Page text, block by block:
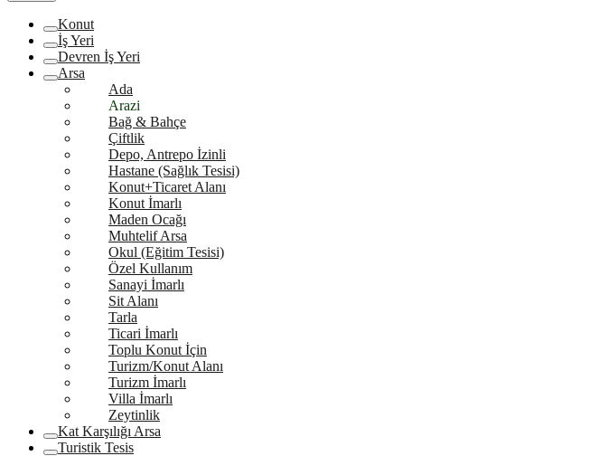
Konut
İş Yeri
Devren İş Yeri
Arsa
Ada
Arazi
Bağ & Bahçe
Çiftlik
Depo, Antrepo İzinli
Hastane (Sağlık Tesisi)
Konut+Ticaret Alanı
Konut İmarlı
Maden Ocağı
Muhtelif Arsa
Okul (Eğitim Tesisi)
Özel Kullanım
Sanayi İmarlı
Sit Alanı
Tarla
Ticari İmarlı
Toplu Konut İçin
Turizm/Konut Alanı
Turizm İmarlı
Villa İmarlı
Zeytinlik
Kat Karşılığı Arsa
Turistik Tesis